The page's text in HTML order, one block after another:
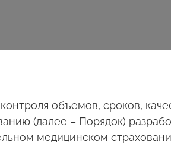
объемов, сроков,
(далее – Порядок)
медицинском